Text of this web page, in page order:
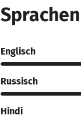
Sprachen
Englisch
Russisch
Hindi